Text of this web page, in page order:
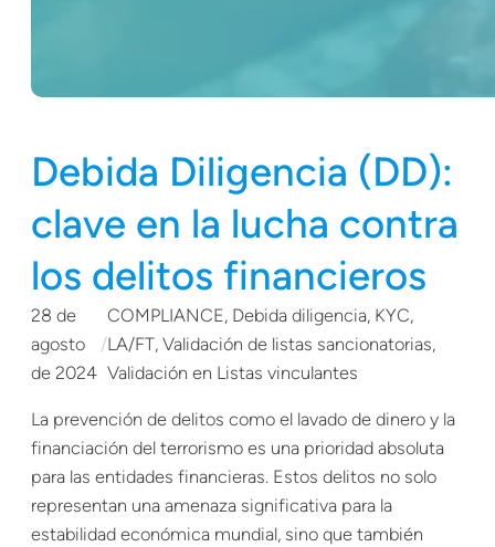
Debida Diligencia (DD):
clave en la lucha contra
los delitos financieros
28 de
agosto
de 2024
/
COMPLIANCE, Debida diligencia, KYC
LA/FT, Validación de listas sancionatorias
Validación en Listas vinculantes
La prevención de delitos como el lavado de dinero y la
financiación del terrorismo es una prioridad absoluta
para las entidades financieras. Estos delitos no solo
representan una amenaza significativa para la
estabilidad económica mundial, sino que también